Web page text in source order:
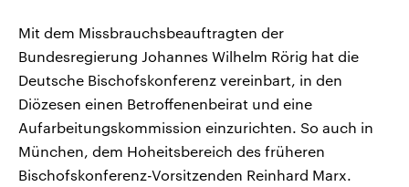
Mit dem Missbrauchsbeauftragten der
Bundesregierung Johannes Wilhelm Rörig hat die
Deutsche Bischofskonferenz vereinbart, in den
Diözesen einen Betroffenenbeirat und eine
Aufarbeitungskommission einzurichten. So auch in
München, dem Hoheitsbereich des früheren
Bischofskonferenz-Vorsitzenden Reinhard Marx.